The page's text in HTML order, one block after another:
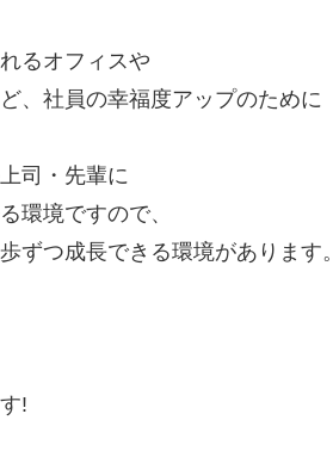
るオフィスや
、社員の幸福度アップのために
司・先輩に
環境ですので、
ずつ成長できる環境があります。
!